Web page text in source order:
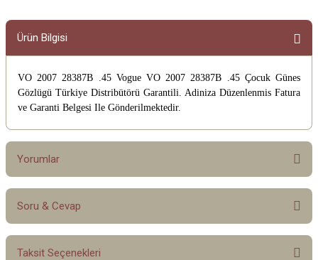
Ürün Bilgisi
VO 2007 28387B .45 Vogue VO 2007 28387B .45 Çocuk Günes
Gözlügü Türkiye Distribütörü Garantili. Adiniza Düzenlenmis Fatura
ve Garanti Belgesi Ile Gönderilmektedir.
Yorumlar
Bu ürüne ilk yorumu siz yapın!
Soru & Cevap
Taksit Seçenekleri